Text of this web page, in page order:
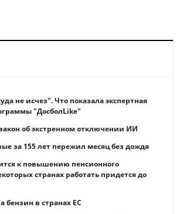
не исчез". Что показала экспертная
"ДосболLike"
об экстренном отключении ИИ
за 155 лет пережил месяц без дождя
к повышению пенсионного
странах работать придется до
бензин в странах ЕС